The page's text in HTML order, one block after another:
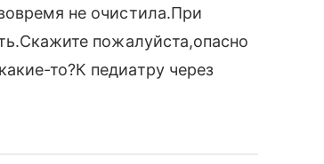
не очистила.При
пожалуйста,опасно
то?К педиатру через